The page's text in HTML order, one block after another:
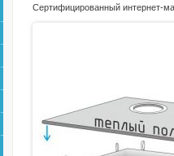
Сертифицированный интернет-